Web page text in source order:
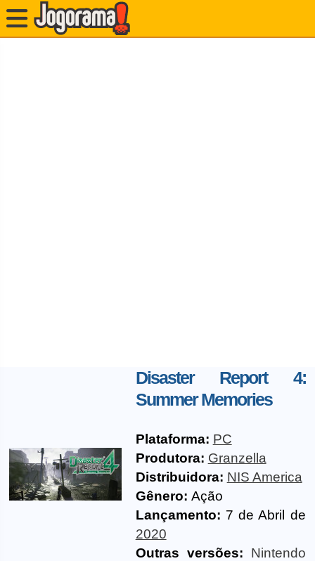
Disaster Report 4:
Summer Memories
Plataforma: PC
Produtora: Granzella
Distribuidora: NIS America
Gênero: Ação
Lançamento: 7 de Abril de
2020
Outras versões:
Nintendo